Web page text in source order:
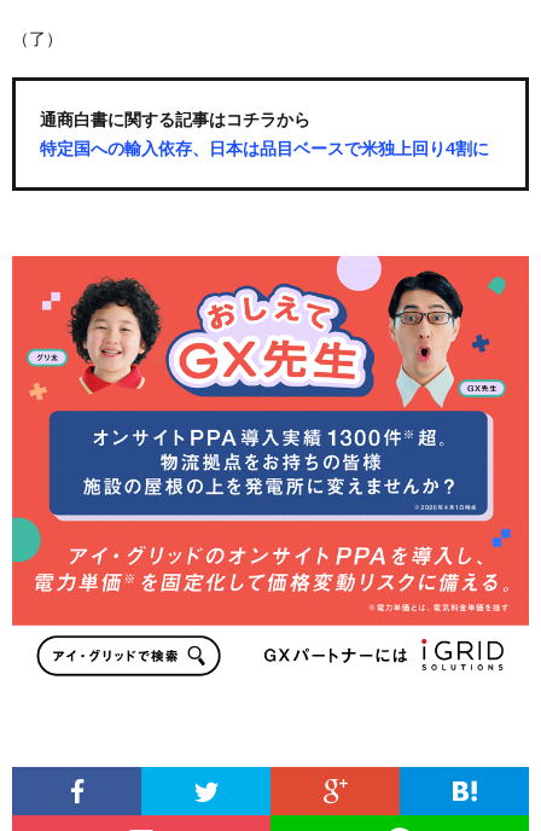
（了）
通商白書に関する記事はコチラから
特定国への輸入依存、日本は品目ベースで米独上回り4割に